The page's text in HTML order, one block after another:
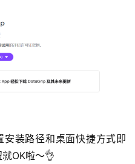
装路径和桌面快捷方式即
OK啦～👌